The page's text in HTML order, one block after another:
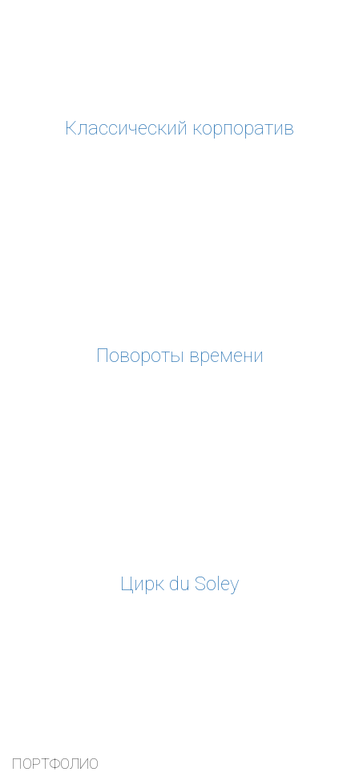
Классический корпоратив
Повороты времени
Цирк du Soley
ПОРТФОЛИО